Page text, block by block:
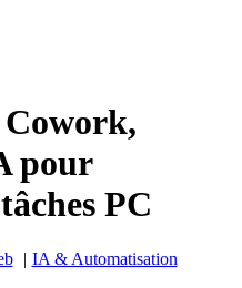
pour
PC
IA & Automatisation